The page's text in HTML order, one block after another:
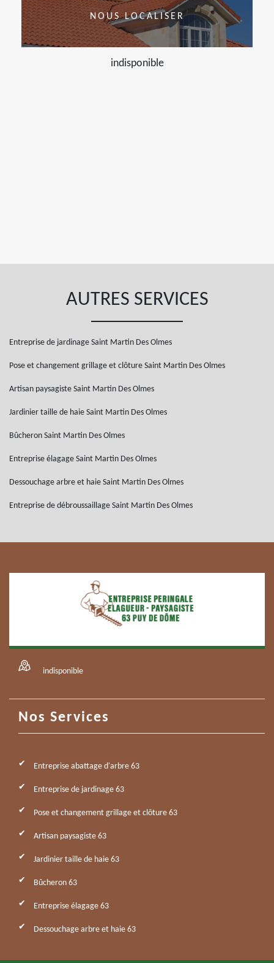
NOUS LOCALISER
indisponible
AUTRES SERVICES
Entreprise de jardinage Saint Martin Des Olmes
Pose et changement grillage et clôture Saint Martin Des Olmes
Artisan paysagiste Saint Martin Des Olmes
Jardinier taille de haie Saint Martin Des Olmes
Bûcheron Saint Martin Des Olmes
Entreprise élagage Saint Martin Des Olmes
Dessouchage arbre et haie Saint Martin Des Olmes
Entreprise de débroussaillage Saint Martin Des Olmes
indisponible
Nos Services
Entreprise abattage d'arbre 63
Entreprise de jardinage 63
Pose et changement grillage et clôture 63
Artisan paysagiste 63
Jardinier taille de haie 63
Bûcheron 63
Entreprise élagage 63
Dessouchage arbre et haie 63